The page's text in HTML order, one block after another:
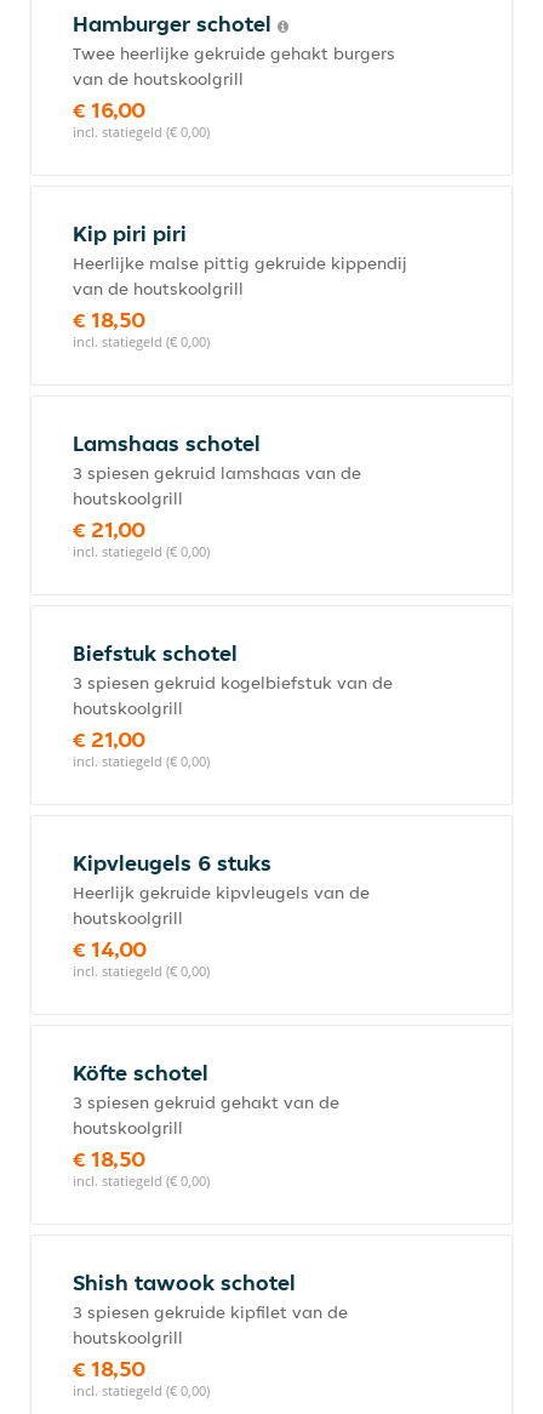
Hamburger schotel
Twee heerlijke gekruide gehakt burgers
van de houtskoolgrill
€ 16,00
incl. statiegeld (€ 0,00)
Kip piri piri
Heerlijke malse pittig gekruide kippendij
van de houtskoolgrill
€ 18,50
incl. statiegeld (€ 0,00)
Lamshaas schotel
3 spiesen gekruid lamshaas van de
houtskoolgrill
€ 21,00
incl. statiegeld (€ 0,00)
Biefstuk schotel
3 spiesen gekruid kogelbiefstuk van de
houtskoolgrill
€ 21,00
incl. statiegeld (€ 0,00)
Kipvleugels 6 stuks
Heerlijk gekruide kipvleugels van de
houtskoolgrill
€ 14,00
incl. statiegeld (€ 0,00)
Köfte schotel
3 spiesen gekruid gehakt van de
houtskoolgrill
€ 18,50
incl. statiegeld (€ 0,00)
Shish tawook schotel
3 spiesen gekruide kipfilet van de
houtskoolgrill
€ 18,50
incl. statiegeld (€ 0,00)